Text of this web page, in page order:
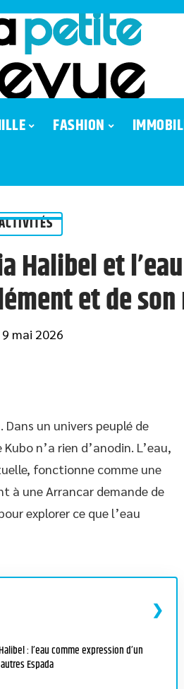
FASHION
Halibel et
et de
9 mai 2026
un univers peuplé de
n’a rien d’anodin. L’eau,
fonctionne comme une
à une Arrancar demande de
explorer ce que l’eau
: l’eau comme expression d’un
Espada